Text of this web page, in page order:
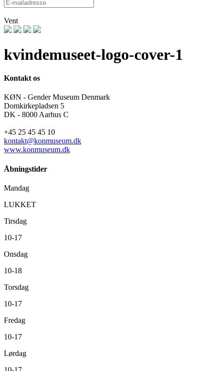
Vent
kvindemuseet-logo-cover-1
Kontakt os
KØN - Gender Museum Denmark
Domkirkepladsen 5
DK - 8000 Aarhus C
+45 25 45 45 10
kontakt@konmuseum.dk
www.konmuseum.dk
Åbningstider
Mandag
LUKKET
Tirsdag
10-17
Onsdag
10-18
Torsdag
10-17
Fredag
10-17
Lørdag